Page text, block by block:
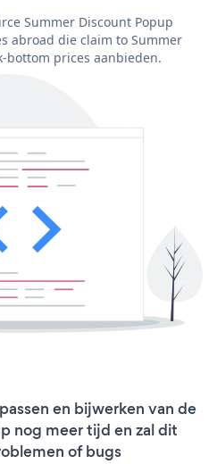
Summer Discount Popup
abroad die claim to Summer
bottom prices aanbieden.
en bijwerken van de
nog meer tijd en zal dit
of bugs